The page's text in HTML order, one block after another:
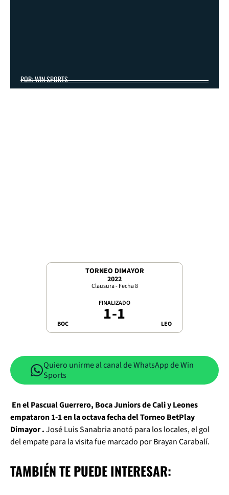
POR: WIN SPORTS
TORNEO DIMAYOR
2022
Clausura - Fecha 8
BOC
FINALIZADO
1-1 LEO
Quiero unirme al canal de WhatsApp de Win
Sports
En el Pascual Guerrero, Boca Juniors de Cali y Leones
empataron 1-1 en la octava fecha del Torneo BetPlay
Dimayor .José Luis Sanabria anotó para los locales, el gol
del empate para la visita fue marcado por Brayan Carabalí.
TAMBIÉN TE PUEDE INTERESAR: